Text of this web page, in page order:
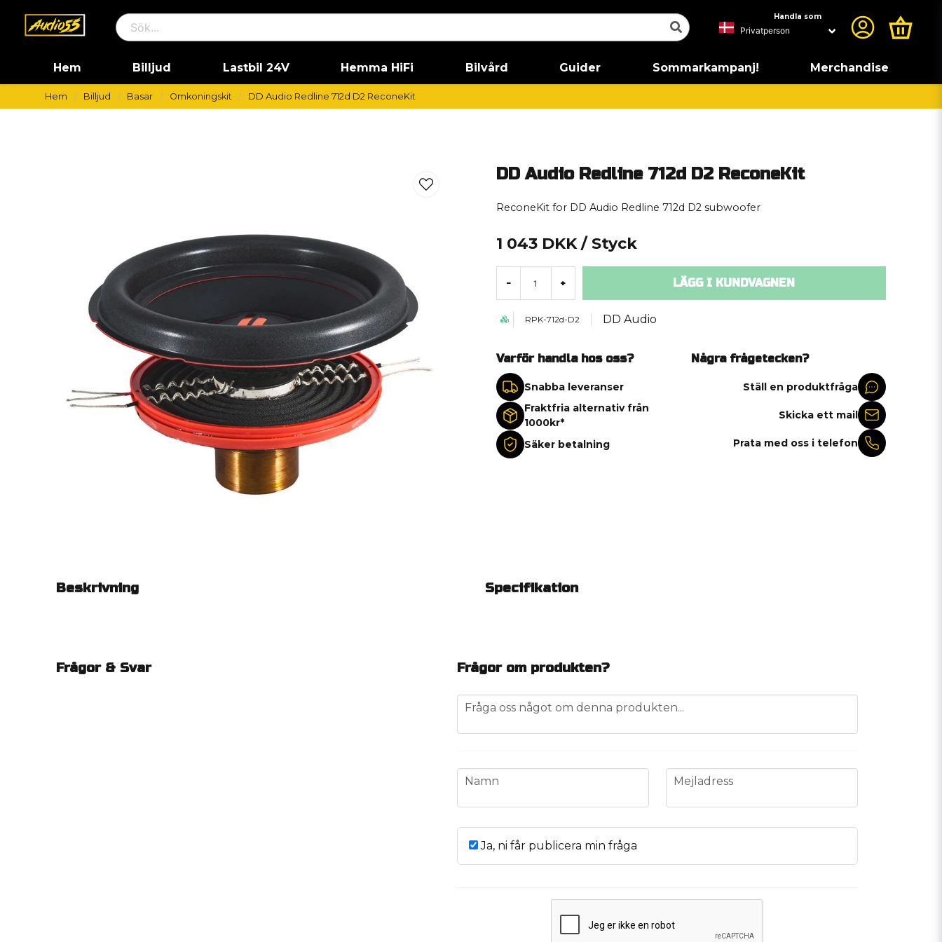
Handla som
Hem Billjud Lastbil 24V Hemma HiFi Bilvård Guider Sommarkampanj! Merchandise
Hem Billjud Basar Omkoningskit DD Audio Redline 712d D2 ReconeKit
DD Audio Redline 712d D2 ReconeKit
ReconeKit for DD Audio Redline 712d D2 subwoofer
1 043 DKK / Styck
- + LÄGG I KUNDVAGNEN
RPK-712d-D2 DD Audio
Varför handla hos oss?
Snabba leveranser
Fraktfria alternativ från
1000kr*
Säker betalning
Några frågetecken?
Ställ en produktfråga
Skicka ett mail
Prata med oss i telefon
Beskrivning Specifikation
Frågor & Svar Frågor om produkten?
question
Fråga oss något om denna produkten...
name
Namn email
Mejladress
Ja, ni får publicera min fråga